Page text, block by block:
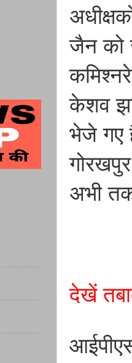
जैन को
केशव
भेजे गए
अभी
देखें